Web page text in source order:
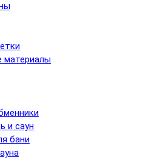
материалы
и саун
бани